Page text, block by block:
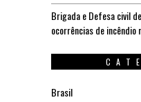
Brigada e Defesa civil
ocorrências de incêndio
Brasil